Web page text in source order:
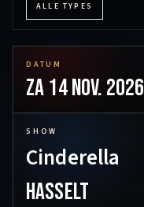
ALLE TYPES
DATUM
za 14 nov. 2026
SHOW
Cinderella
Hasselt